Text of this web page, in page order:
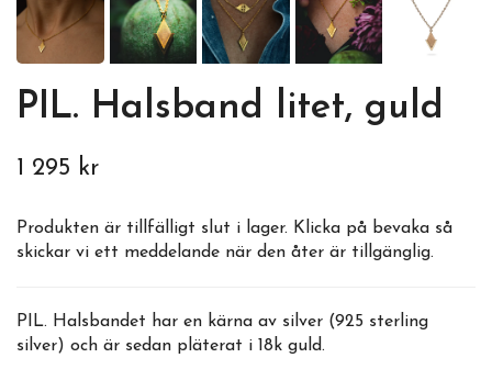
PIL. Halsband litet, guld
1 295 kr
Produkten är tillfälligt slut i lager. Klicka på bevaka så
skickar vi ett meddelande när den åter är tillgänglig.
PIL. Halsbandet har en kärna av silver (925 sterling
silver) och är sedan pläterat i 18k guld.